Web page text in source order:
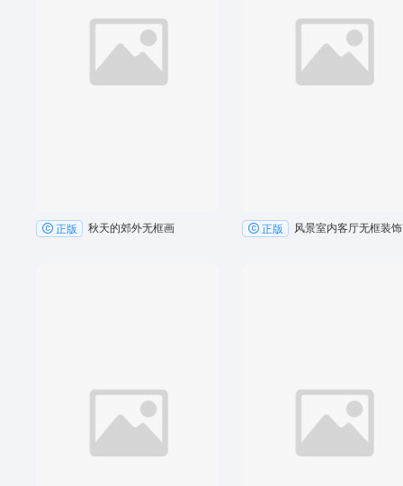
正版 秋天的郊外无框画 正版 风景室内客厅无框装